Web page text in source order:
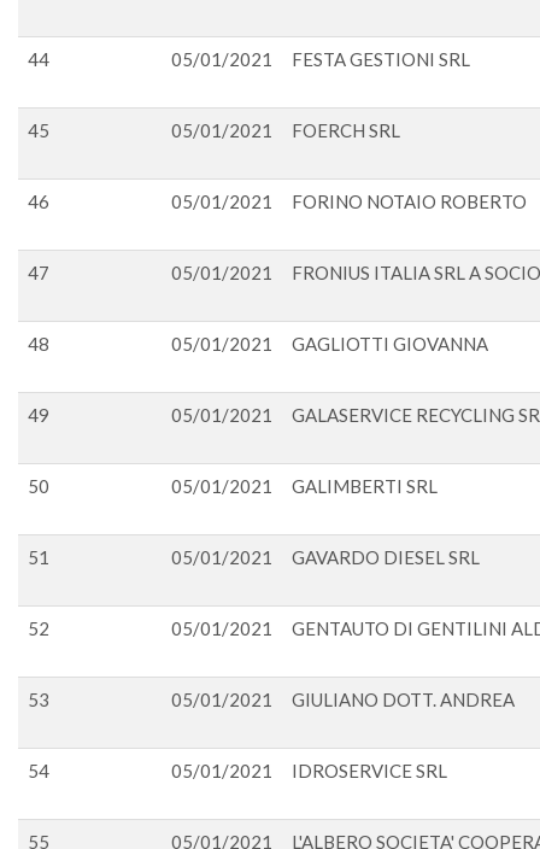
44 05/01/2021 FESTA GESTIONI SRL
45 05/01/2021 FOERCH SRL
46 05/01/2021 FORINO NOTAIO ROBERTO
47 05/01/2021 FRONIUS ITALIA SRL A
48 05/01/2021 GAGLIOTTI GIOVANNA
49 05/01/2021 GALASERVICE RECYCLING
50 05/01/2021 GALIMBERTI SRL
51 05/01/2021 GAVARDO DIESEL SRL
52 05/01/2021 GENTAUTO DI GENTILINI
53 05/01/2021 GIULIANO DOTT. ANDREA
54 05/01/2021 IDROSERVICE SRL
55 05/01/2021 L'ALBERO SOCIETA'